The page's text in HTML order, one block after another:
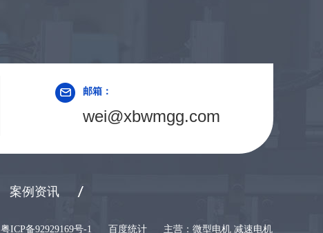
邮箱：
wei@xbwmgg.com
案例资讯
粤ICP备92929169号-1 百度统计
主营：微型电机 减速电机